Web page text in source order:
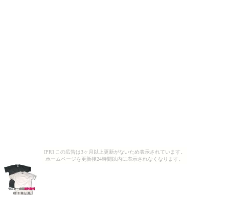
[PR] この広告は3ヶ月以上更新がないため表示されています。
ホームページを更新後24時間以内に表示されなくなります。